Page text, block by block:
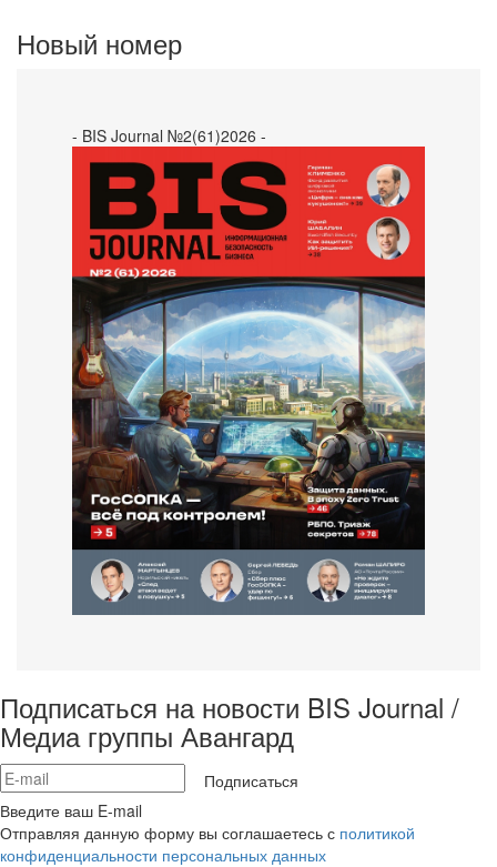
Новый номер
- BIS Journal №2(61)2026 -
Подписаться на новости BIS Journal /
Медиа группы Авангард
Подписаться
Введите ваш E-mail
Отправляя данную форму вы соглашаетесь с политикой
конфиденциальности персональных данных